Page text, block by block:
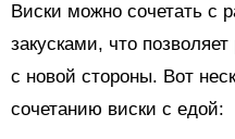
Виски можно сочетать с
закусками, что
с новой стороны. Вот
сочетанию виски с едой: